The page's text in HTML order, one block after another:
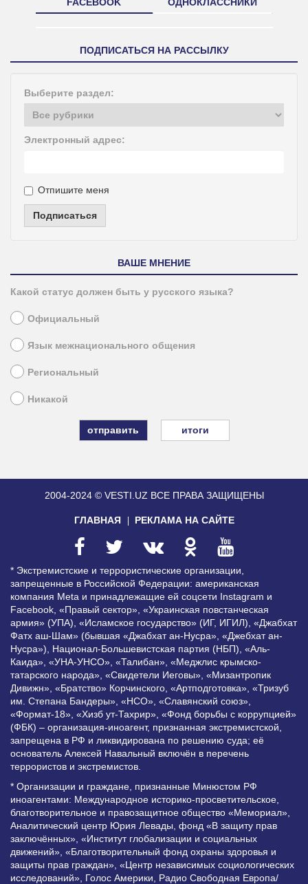
ПОДПИСАТЬСЯ НА РАССЫЛКУ
Выберите раздел:
Электронный адрес:
Отпишите меня
Подписаться
ВАШЕ МНЕНИЕ
Какой статус должен быть у русского языка?
Официальный
Язык межнационального общения
Региональный
Никакой
итоги
2004-2024 © VESTI.UZ ВСЕ ПРАВА ЗАЩИЩЕНЫ
ГЛАВНАЯ РЕКЛАМА НА САЙТЕ
* Экстремистские и террористические организации,
запрещенные в Российской Федерации: американская
компания Meta и принадлежащие ей соцсети Instagram и
Facebook, «Правый сектор», «Украинская повстанческая
армия» (УПА), «Исламское государство» (ИГ, ИГИЛ), «Джабхат
Фатх аш-Шам» (бывшая «Джабхат ан-Нусра», «Джебхат ан-
Нусра»), Национал-Большевистская партия (НБП), «Аль-
Каида», «УНА-УНСО», «Талибан», «Меджлис крымско-
татарского народа», «Свидетели Иеговы», «Мизантропик
Дивижн», «Братство» Корчинского, «Артподготовка», «Тризуб
им. Степана Бандеры», «НСО», «Славянский союз»,
«Формат-18», «Хизб ут-Тахрир», «Фонд борьбы с коррупцией»
(ФБК) – организация-иноагент, признанная экстремистской,
запрещена в РФ и ликвидирована по решению суда; её
основатель Алексей Навальный включён в перечень
террористов и экстремистов.
* Организации и граждане, признанные Минюстом РФ
иноагентами: Международное историко-просветительское,
благотворительное и правозащитное общество «Мемориал»,
Аналитический центр Юрия Левады, фонд «В защиту прав
заключённых», «Институт глобализации и социальных
движений», «Благотворительный фонд охраны здоровья и
защиты прав граждан», «Центр независимых социологических
исследований», Голос Америки, Радио Свободная Европа/